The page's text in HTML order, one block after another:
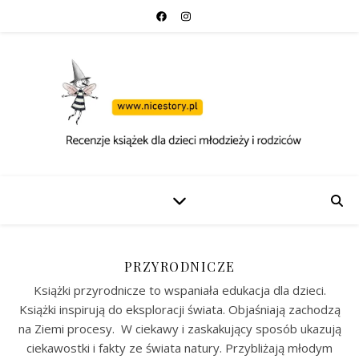
PRZYRODNICZE
Książki przyrodnicze to wspaniała edukacja dla dzieci.
Książki inspirują do eksploracji świata. Objaśniają zachodzą
na Ziemi procesy. W ciekawy i zaskakujący sposób ukazują
ciekawostki i fakty ze świata natury. Przybliżają młodym